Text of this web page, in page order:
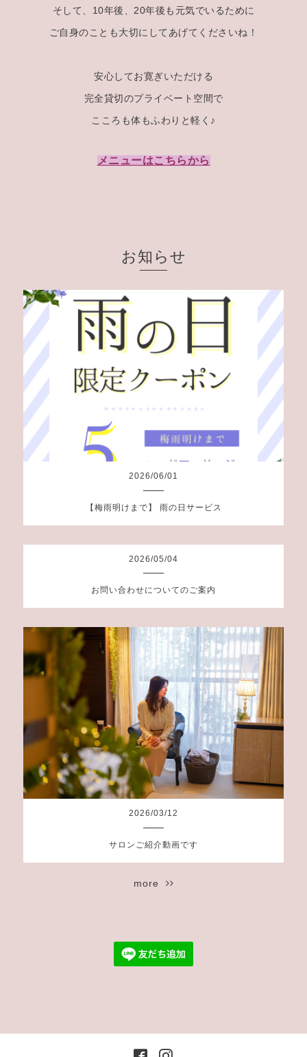
そして、10年後、20年後も元気でいるために
ご自身のことも大切にしてあげてくださいね！
安心してお寛ぎいただける
完全貸切のプライベート空間で
こころも体もふわりと軽く♪
メニューはこちらから
お知らせ
2026/06/01
【梅雨明けまで】 雨の日サービス
2026/05/04
お問い合わせについてのご案内
2026/03/12
サロンご紹介動画です
more